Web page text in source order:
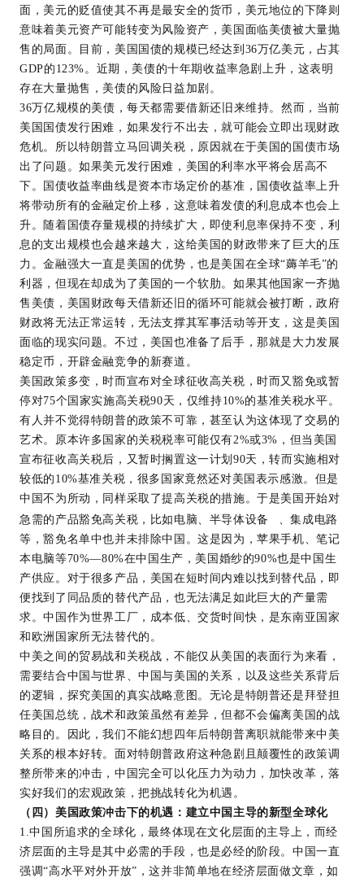
面，美元的贬值使其不再是最安全的货币，美元地位的下降则
意味着美元资产可能转变为风险资产，美国面临美债被大量抛
售的局面。目前，美国国债的规模已经达到36万亿美元，占其
GDP的123%。近期，美债的十年期收益率急剧上升，这表明
存在大量抛售，美债的风险日益加剧。
36万亿规模的美债，每天都需要借新还旧来维持。然而，当前
美国国债发行困难，如果发行不出去，就可能会立即出现财政
危机。所以特朗普立马回调关税，原因就在于美国的国债市场
出了问题。如果美元发行困难，美国的利率水平将会居高不
下。国债收益率曲线是资本市场定价的基准，国债收益率上升
将带动所有的金融定价上移，这意味着发债的利息成本也会上
升。随着国债存量规模的持续扩大，即使利息率保持不变，利
息的支出规模也会越来越大，这给美国的财政带来了巨大的压
力。金融强大一直是美国的优势，也是美国在全球“薅羊毛”的
利器，但现在却成为了美国的一个软肋。如果其他国家一齐抛
售美债，美国财政每天借新还旧的循环可能就会被打断，政府
财政将无法正常运转，无法支撑其军事活动等开支，这是美国
面临的现实问题。不过，美国也准备了后手，那就是大力发展
稳定币，开辟金融竞争的新赛道。
美国政策多变，时而宣布对全球征收高关税，时而又豁免或暂
停对75个国家实施高关税90天，仅维持10%的基准关税水平。
有人并不觉得特朗普的政策不可靠，甚至认为这体现了交易的
艺术。原本许多国家的关税税率可能仅有2%或3%，但当美国
宣布征收高关税后，又暂时搁置这一计划90天，转而实施相对
较低的10%基准关税，很多国家竟然还对美国表示感激。但是
中国不为所动，同样采取了提高关税的措施。于是美国开始对
急需的产品豁免高关税，比如电脑、 半导体设备
、集成电路
等，豁免名单中也并未排除中国。这是因为，苹果手机、笔记
本电脑等70%—80%在中国生产，美国婚纱的90%也是中国生
产供应。对于很多产品，美国在短时间内难以找到替代品，即
便找到了同品质的替代产品，也无法满足如此巨大的产量需
求。中国作为世界工厂，成本低、交货时间快，是东南亚国家
和欧洲国家所无法替代的。
中美之间的贸易战和关税战，不能仅从美国的表面行为来看，
需要结合中国与世界、中国与美国的关系，以及这些关系背后
的逻辑，探究美国的真实战略意图。无论是特朗普还是拜登担
任美国总统，战术和政策虽然有差异，但都不会偏离美国的战
略目的。因此，我们不能幻想四年后特朗普离职就能带来中美
关系的根本好转。面对特朗普政府这种急剧且颠覆性的政策调
整所带来的冲击，中国完全可以化压力为动力，加快改革，落
实好我们的宏观政策，把挑战转化为机遇。
（四）美国政策冲击下的机遇：建立中国主导的新型全球化
1.中国所追求的全球化，最终体现在文化层面的主导上，而经
济层面的主导是其中必需的手段，也是必经的阶段。中国一直
强调“高水平对外开放”，这并非简单地在经济层面做文章，如